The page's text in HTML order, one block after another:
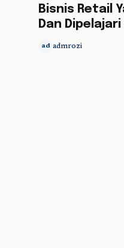
Bisnis Retail
Dan Dipelajari
ad admrozi